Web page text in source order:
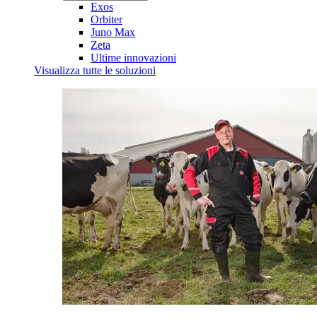
Exos
Orbiter
Juno Max
Zeta
Ultime innovazioni
Visualizza tutte le soluzioni